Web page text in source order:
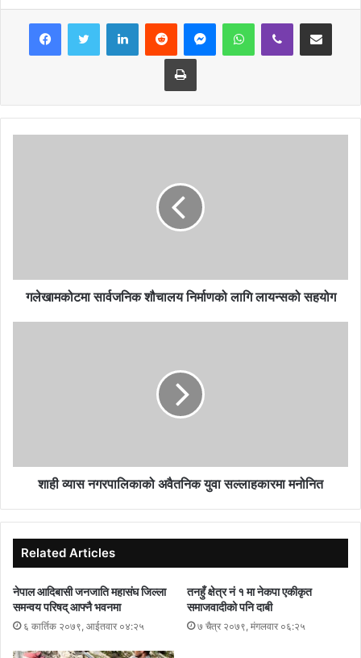
नारीको मान राखेमा यहाँ खोजेको पाइन्छ ।
सिर्जना फुल्छ नारीले यहाँ सृष्टि यो धानेमा
घर त्यो बन्छ नारीको माया सर्वस्व ठानेमा ।।
महिला जागे , कर्ममा लागे समाज उठ्दछ
चुलो र चौका संसार होइन खोजेर अधिकार
इश्वर रच्छ सिर्जना यहाँ नारीको हातमा
समाज चल्छ ,मिलेर बढे नारीको साथमा ।।
LinkedInReddit MessengerWhatsAppViber Share via Email
Print
गलेखामकोटमा सार्वजनिक शौचालय निर्माणको लागि लायन्सको सहयोग
शाही व्यास नगरपालिकाको अवैतनिक युवा सल्लाहकारमा मनोनित
Related Articles
नेपाल आदिबासी जनजाति महासंघ जिल्ला
समन्वय परिषद् आफ्नै भवनमा
६ कार्तिक २०७९, आईतवार ०४:२५
तनहुँ क्षेत्र नं १ मा नेकपा एकीकृत
समाजवादीको पनि दाबी
७ चैत्र २०७९, मंगलवार ०६:२५